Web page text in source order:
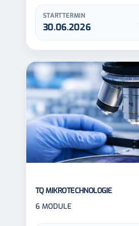
STARTTERMIN
30.06.2026
TQ MIKROTECHNOLOGIE
6 MODULE